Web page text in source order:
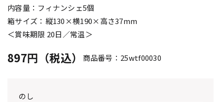
内容量：フィナンシェ5個
箱サイズ：縦130×横190×高さ37mm
＜賞味期限 20日／常温＞
897円（税込） 商品番号：25wtf00030
のし